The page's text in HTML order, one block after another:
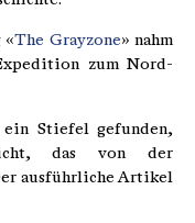
«The Grayzone» nahm
zum Nord-
Stiefel gefunden,
das von der
ausführliche Artikel